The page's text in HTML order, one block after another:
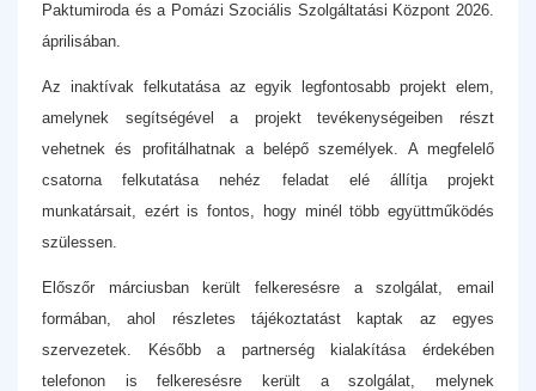
Paktumiroda és a Pomázi Szociális Szolgáltatási Központ 2026.
áprilisában.
Az inaktívak felkutatása az egyik legfontosabb projekt elem,
amelynek segítségével a projekt tevékenységeiben részt
vehetnek és profitálhatnak a belépő személyek. A megfelelő
csatorna felkutatása nehéz feladat elé állítja projekt
munkatársait, ezért is fontos, hogy minél több együttműködés
szülessen.
Előszőr márciusban került felkeresésre a szolgálat, email
formában, ahol részletes tájékoztatást kaptak az egyes
szervezetek. Később a partnerség kialakítása érdekében
telefonon is felkeresésre került a szolgálat, melynek